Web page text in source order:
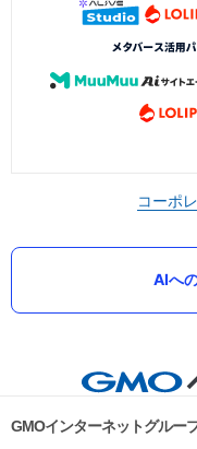
コーポ
AIへ
GMOインターネットグルー